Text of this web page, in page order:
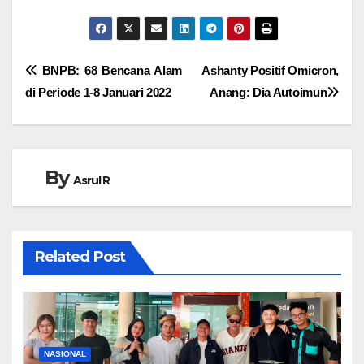
Navigasi
Ashanty Positif Omicron,
Anang: Dia Autoimun
BNPB: 68 Bencana Alam
di Periode 1-8 Januari 2022
ByAsrul R
Related Post
NASIONAL